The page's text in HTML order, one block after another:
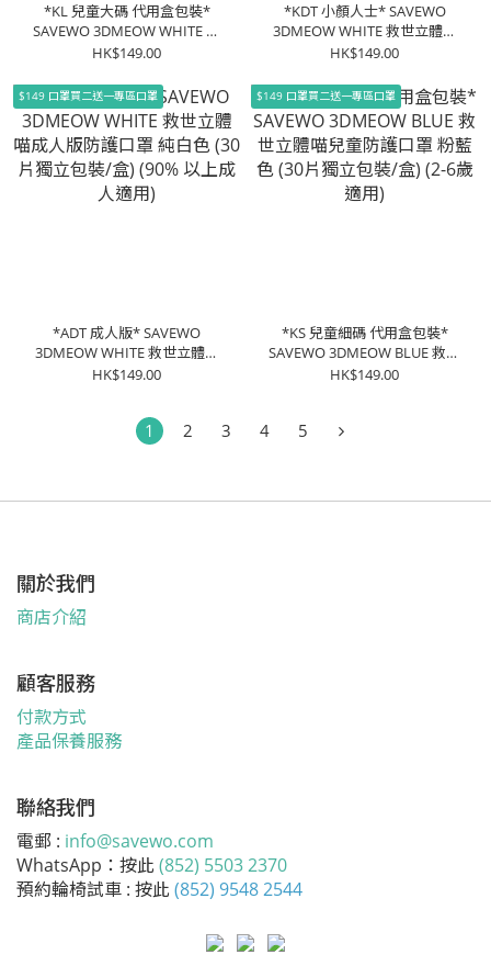
*KL 兒童大碼 代用盒包裝*
SAVEWO 3DMEOW WHITE 救
世立體喵兒童防護口罩 純白色
用)
HK$149.00
*KDT 小顏人士* SAVEWO
3DMEOW WHITE 救世立體喵
頑童防護口罩 純白色 (30片獨
用)
HK$149.00
$149 口罩買二送一專區口罩
*ADT 成人版* SAVEWO
3DMEOW WHITE 救世立體喵
成人版防護口罩 純白色 (30片
HK$149.00
$149 口罩買二送一專區口罩
*KS 兒童細碼 代用盒包裝*
SAVEWO 3DMEOW BLUE 救世
立體喵兒童防護口罩 粉藍色
HK$149.00
1 2 3 4 5
關於我們
商店介紹
顧客服務
付款方式
產品保養服務
聯絡我們
電郵 : info@savewo.com
WhatsApp：按此 (852) 5503 2370
預約輪椅試車 : 按此 (852) 9548 2544